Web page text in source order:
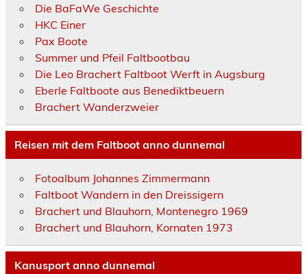
Die BaFaWe Geschichte
HKC Einer
Pax Boote
Summer und Pfeil Faltbootbau
Die Leo Brachert Faltboot Werft in Augsburg
Eberle Faltboote aus Benediktbeuern
Brachert Wanderzweier
Reisen mit dem Faltboot anno dunnemal
Fotoalbum Johannes Zimmermann
Faltboot Wandern in den Dreissigern
Brachert und Blauhorn, Montenegro 1969
Brachert und Blauhorn, Kornaten 1973
Kanusport anno dunnemal